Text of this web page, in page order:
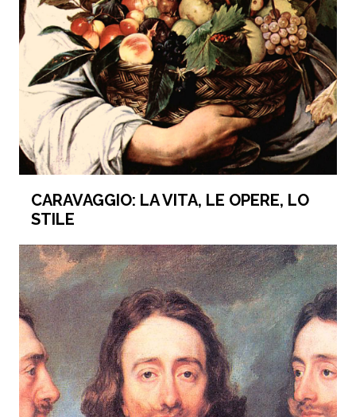
CARAVAGGIO: LA VITA, LE OPERE, LO
STILE